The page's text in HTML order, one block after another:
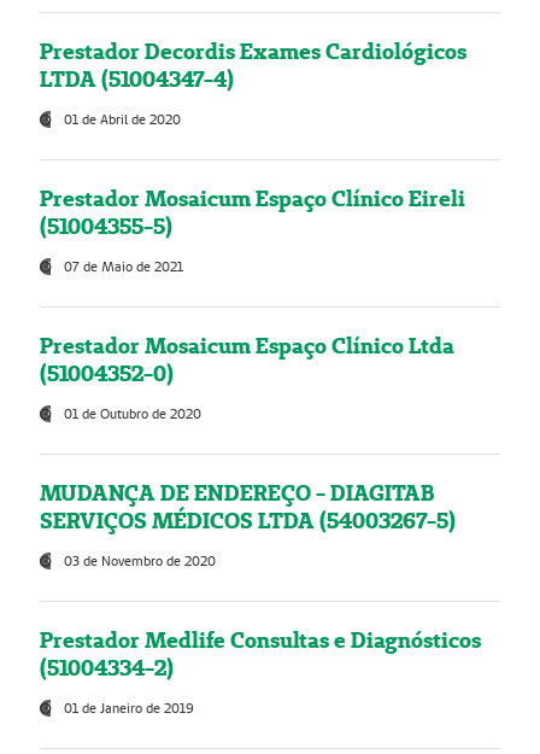
Prestador Decordis Exames Cardiológicos
LTDA (51004347-4)
01 de Abril de 2020
Prestador Mosaicum Espaço Clínico Eireli
(51004355-5)
07 de Maio de 2021
Prestador Mosaicum Espaço Clínico Ltda
(51004352-0)
01 de Outubro de 2020
MUDANÇA DE ENDEREÇO - DIAGITAB
SERVIÇOS MÉDICOS LTDA (54003267-5)
03 de Novembro de 2020
Prestador Medlife Consultas e Diagnósticos
(51004334-2)
01 de Janeiro de 2019